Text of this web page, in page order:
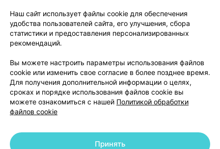
О проекте
Новости проекта
Размещение рекламы
Медицинский маркетинг
Публичный договор
Доставка
Способы оплаты
Вакансии
Партнеры
Написать руководителю 103.by
Написать в поддержку
Персональные настройки Cookie
Наш сайт использует файлы cookie для обеспечения
удобства пользователей сайта, его улучшения, сбора
статистики и предоставления персонализированных
рекомендаций.
Вы можете настроить параметры использования файлов
cookie или изменить свое согласие в более позднее время.
Для получения дополнительной информации о целях,
сроках и порядке использования файлов cookie вы
можете ознакомиться с нашей Политикой обработки
файлов cookie
Принять